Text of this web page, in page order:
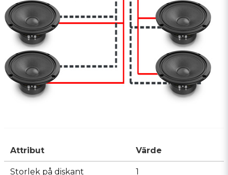
Attribut Värde
Storlek på diskant 1